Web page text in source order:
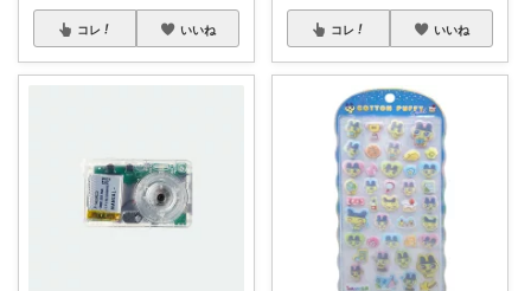
コレ いいね コレ いいね